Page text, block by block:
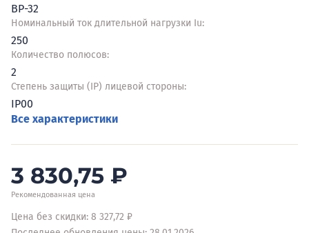
ВР-32
Номинальный ток длительной нагрузки Iu:
250
Количество полюсов:
2
Степень защиты (IP) лицевой стороны:
IP00
Все характеристики
3 830,75 ₽
Рекомендованная цена
Цена без скидки: 8 327,72 ₽